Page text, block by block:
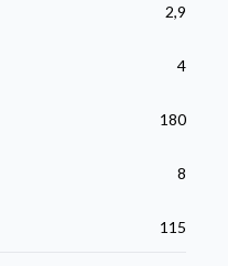
2,9
4
180
8
115